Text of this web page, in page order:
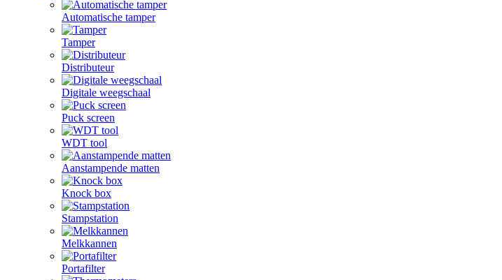
Automatische tamper
Tamper
Distributeur
Digitale weegschaal
Puck screen
WDT tool
Aanstampende matten
Knock box
Stampstation
Melkkannen
Portafilter